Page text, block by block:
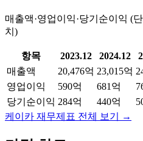
매출액·영업이익·당기순이익 (
치)
항목 2023.12 2024.12
매출액
20,476억 23,015억
영업이익
590억 681억
당기순이익 284억 440억
케이카 재무제표 전체 보기 →